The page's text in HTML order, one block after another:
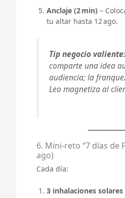
Anclaje (2 min) –
tu altar hasta 12 ago.
Tip negocio valiente:
comparte una idea
audiencia; la
Leo magnetiza al
6. Mini‑reto “7 días de
ago)
Cada día:
3 inhalaciones solares